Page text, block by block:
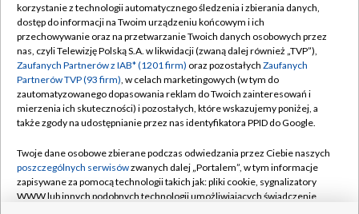
TVP
Abonament TVP
Emisja w TVP
Centrum informacji TVP
Naziemna Telewizja Cyfrowa
Rada Programowa
System NOS
Regulamin TVP
Polityka prywatności
Moje zgody
Pomoc
Kontakt
korzystanie z technologii automatycznego śledzenia i zbierania danych,
dostęp do informacji na Twoim urządzeniu końcowym i ich
przechowywanie oraz na przetwarzanie Twoich danych osobowych przez
nas, czyli Telewizję Polską S.A. w likwidacji (zwaną dalej również „TVP”),
Zaufanych Partnerów z IAB* (1201 firm) oraz pozostałych Zaufanych
Partnerów TVP (93 firm), w celach marketingowych (w tym do
zautomatyzowanego dopasowania reklam do Twoich zainteresowań i
mierzenia ich skuteczności) i pozostałych, które wskazujemy poniżej, a
także zgody na udostępnianie przez nas identyfikatora PPID do Google.
Twoje dane osobowe zbierane podczas odwiedzania przez Ciebie naszych
poszczególnych serwisówzwanych dalej „Portalem”, w tym informacje
zapisywane za pomocą technologii takich jak: pliki cookie, sygnalizatory
WWW lub innych podobnych technologii umożliwiających świadczenie